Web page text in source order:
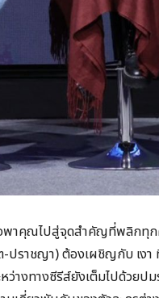
าคุณไปสู่จุดสำคัญที่พลิกทุก
ปราชญา) ต้องเผชิญกับ เง
ว่างทางซีรีส์ยังเต็มไปด้วย